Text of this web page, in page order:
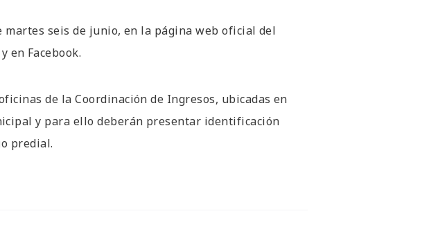
martes seis de junio, en la página web oficial del
y en Facebook.
de la Coordinación de Ingresos, ubicadas en
y para ello deberán presentar identificación
predial.